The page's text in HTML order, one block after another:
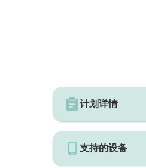
计划详情
支持的设备